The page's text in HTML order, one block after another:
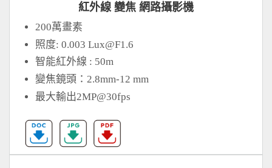
紅外線 變焦 網路攝影機
200萬畫素
照度: 0.003Lux@F1.6
智能紅外線 : 50m
變焦鏡頭：2.8mm-12 mm
最大輸出2MP@30fps